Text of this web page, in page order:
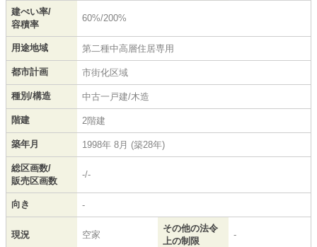
建ぺい率/
容積率
60%/200%
用途地域 第二種中高層住居専用
都市計画 市街化区域
種別/構造 中古一戸建/木造
階建 2階建
築年月 1998年 8月 (築28年)
総区画数/
販売区画数
-/-
向き -
現況 空家
その他の法令
上の制限
-